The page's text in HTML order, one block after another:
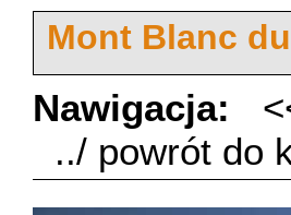
Mont Blanc
Nawigacja:
../ powrót do